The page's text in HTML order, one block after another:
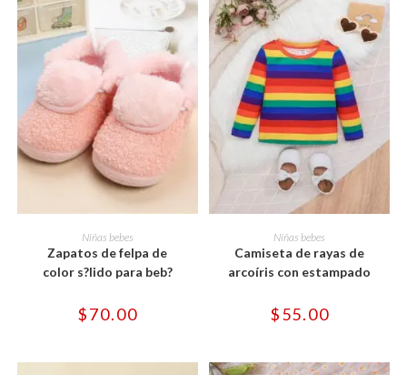
SELECCIONAR OPCIONES
Este
producto
tiene
múltiples
variantes.
Las
se
pueden
la
Niñas bebes
Zapatos de felpa de
color s?lido para beb?
$70.00
SELECCIONAR OPCIONES
Este
producto
tiene
múltiples
variantes.
se
pueden
la
página
Niñas bebes
Camiseta de rayas de
arcoíris con estampado
$55.00